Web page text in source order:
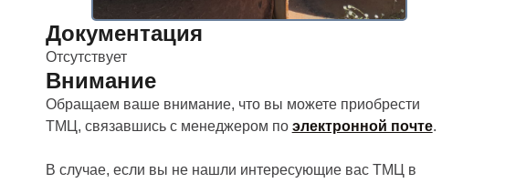
Документация
Отсутствует
Внимание
Обращаем ваше внимание, что вы можете приобрести
ТМЦ, связавшись с менеджером по электронной почте.
В случае, если вы не нашли интересующие вас ТМЦ в